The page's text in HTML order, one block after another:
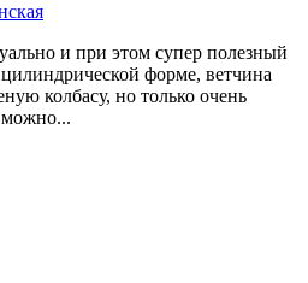
и при этом супер полезный
форме, ветчина
колбасу, но только очень